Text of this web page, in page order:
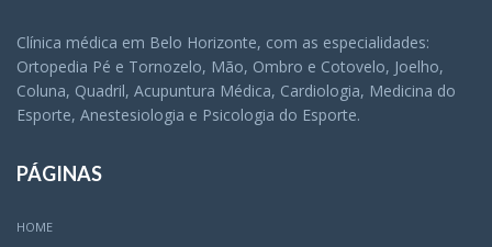
Clínica médica em Belo Horizonte, com as especialidades:
Ortopedia Pé e Tornozelo, Mão, Ombro e Cotovelo, Joelho,
Coluna, Quadril, Acupuntura Médica, Cardiologia, Medicina do
Esporte, Anestesiologia e Psicologia do Esporte.
PÁGINAS
HOME